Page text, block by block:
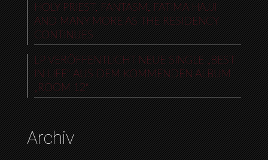
HOLY PRIEST, FANTASM, FATIMA HAJJI
AND MANY MORE AS THE RESIDENCY
CONTINUES
LP VERÖFFENTLICHT NEUE SINGLE „BEST
IN LIFE“ AUS DEM KOMMENDEN ALBUM
„ROOM 12“
Archiv